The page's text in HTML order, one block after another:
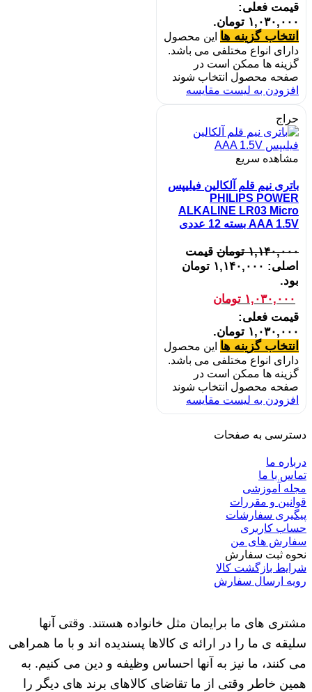
قیمت فعلی:
۱,۰۳۰,۰۰۰ تومان.
انتخاب گزینه ها این محصول
دارای انواع مختلفی می باشد.
گزینه ها ممکن است در
صفحه محصول انتخاب شوند
افزودن به لیست مقایسه
حراج
مشاهده سریع
باتری نیم قلم آلکالین فیلیپس
PHILIPS POWER
ALKALINE LR03 Micro
AAA 1.5V بسته 12 عددی
۱,۱۴۰,۰۰۰ تومان قیمت
اصلی: ۱,۱۴۰,۰۰۰ تومان
بود.
۱,۰۳۰,۰۰۰ تومان
قیمت فعلی:
۱,۰۳۰,۰۰۰ تومان.
انتخاب گزینه ها این محصول
دارای انواع مختلفی می باشد.
گزینه ها ممکن است در
صفحه محصول انتخاب شوند
افزودن به لیست مقایسه
دسترسی به صفحات
درباره ما
تماس با ما
مجله آموزشی
قوانین و مقررات
پیگیری سفارشات
حساب کاربری
سفارش های من
نحوه ثبت سفارش
شرایط بازگشت کالا
رویه ارسال سفارش
مشتری های ما برایمان مثل خانواده هستند. وقتی آنها
سلیقه ی ما را در ارائه ی کالاها پسندیده اند و با ما همراهی
می کنند، ما نیز به آنها احساس وظیفه و دین می کنیم. به
همین خاطر وقتی از ما تقاضای کالاهای برند های دیگر را